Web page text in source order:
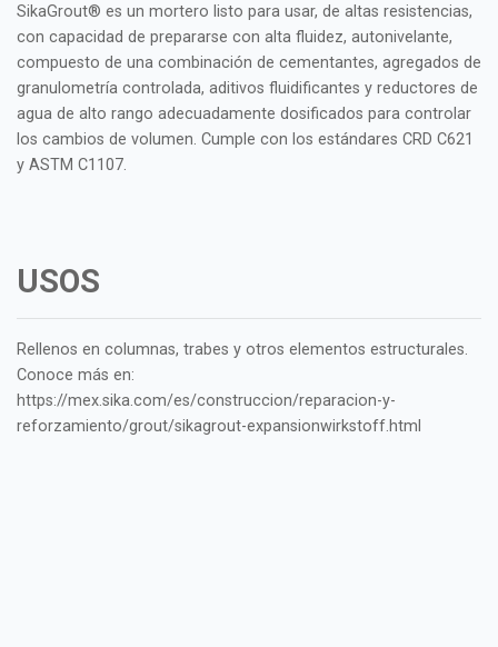
SikaGrout® es un mortero listo para usar, de altas resistencias,
con capacidad de prepararse con alta fluidez, autonivelante,
compuesto de una combinación de cementantes, agregados de
granulometría controlada, aditivos fluidificantes y reductores de
agua de alto rango adecuadamente dosificados para controlar
los cambios de volumen. Cumple con los estándares CRD C621
y ASTM C1107.
USOS
Rellenos en columnas, trabes y otros elementos estructurales.
Conoce más en:
https://mex.sika.com/es/construccion/reparacion-y-
reforzamiento/grout/sikagrout-expansionwirkstoff.html